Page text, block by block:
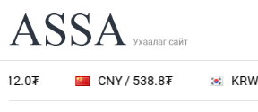
CNY / 538.8₮ KRW /